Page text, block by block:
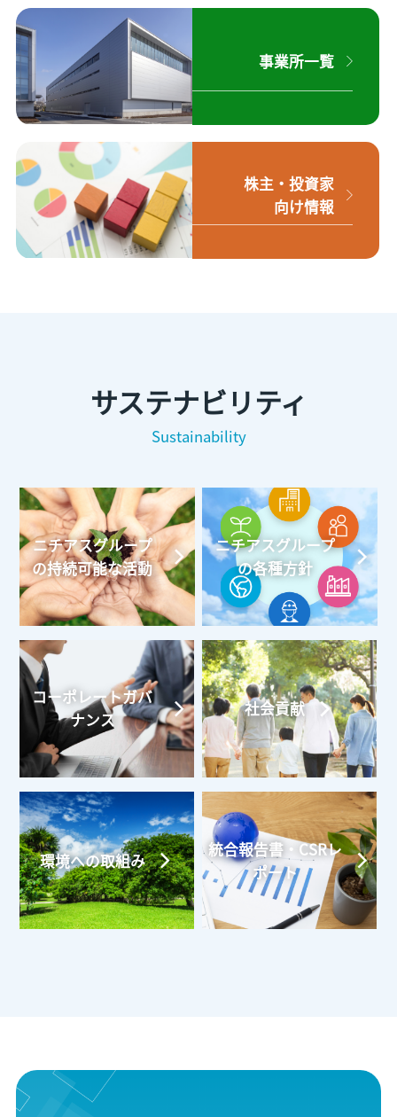
事業所一覧
株主・投資家
向け情報
サステナビリティ
Sustainability
ニチアスグループ
の持続可能な活動
ニチアスグループ
の各種方針
コーポレートガバ
ナンス
社会貢献
環境への取組み
統合報告書・CSRレ
ポート